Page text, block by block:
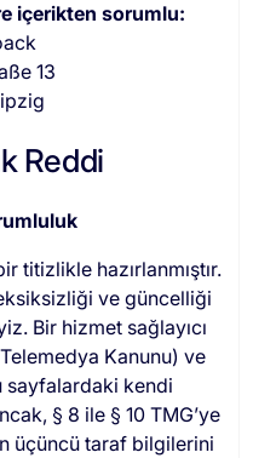
içerikten sorumlu:
13
Reddi
titizlikle hazırlanmıştır.
ve güncelliği
Bir hizmet sağlayıcı
Kanunu) ve
sayfalardaki kendi
§ 8 ile § 10 TMG’ye
üçüncü taraf bilgilerini